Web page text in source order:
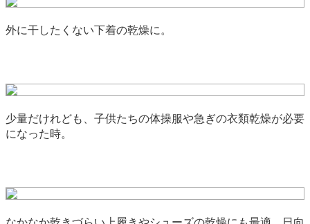
外に干したくない下着の乾燥に。
少量だけれども、子供たちの体操服や急ぎの衣類乾燥が必要
になった時。